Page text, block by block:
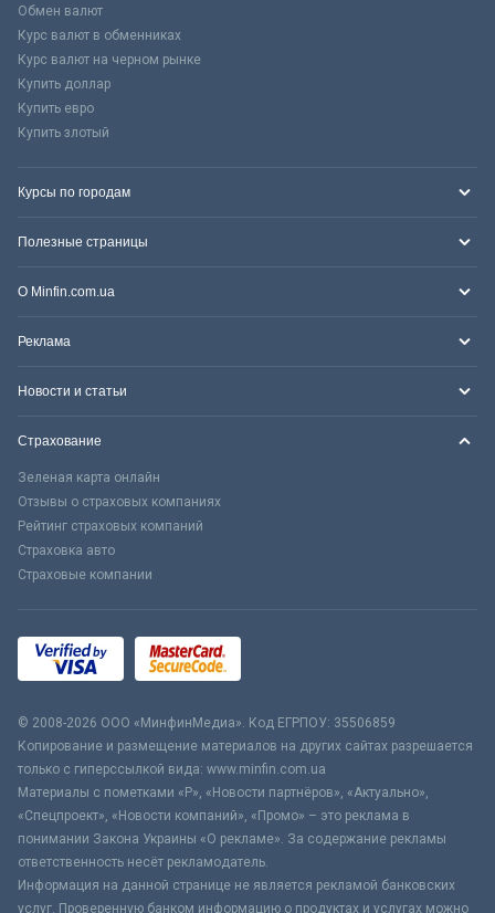
Обмен валют
Курс валют в обменниках
Курс валют на черном рынке
Купить доллар
Купить евро
Купить злотый
Курсы по городам
Полезные страницы
О Minfin.com.ua
Реклама
Новости и статьи
Страхование
Зеленая карта онлайн
Отзывы о страховых компаниях
Рейтинг страховых компаний
Страховка авто
Страховые компании
© 2008-2026 ООО «МинфинМедиа». Код ЕГРПОУ: 35506859
Копирование и размещение материалов на других сайтах разрешается
только с гиперссылкой вида: www.minfin.com.ua
Материалы с пометками «Р», «Новости партнёров», «Актуально»,
«Спецпроект», «Новости компаний», «Промо» – это реклама в
понимании Закона Украины «О рекламе». За содержание рекламы
ответственность несёт рекламодатель.
Информация на данной странице не является рекламой банковских
услуг. Проверенную банком информацию о продуктах и услугах можно